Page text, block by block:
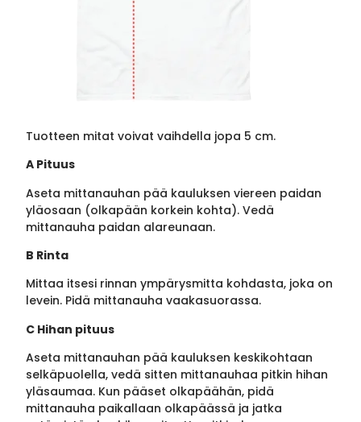
Tuotteen mitat voivat vaihdella jopa 5 cm.
A Pituus
Aseta mittanauhan pää kauluksen viereen paidan
yläosaan (olkapään korkein kohta). Vedä
mittanauha paidan alareunaan.
B Rinta
Mittaa itsesi rinnan ympärysmitta kohdasta, joka on
levein. Pidä mittanauha vaakasuorassa.
C Hihan pituus
Aseta mittanauhan pää kauluksen keskikohtaan
selkäpuolella, vedä sitten mittanauhaa pitkin hihan
yläsaumaa. Kun pääset olkapäähän, pidä
mittanauha paikallaan olkapäässä ja jatka